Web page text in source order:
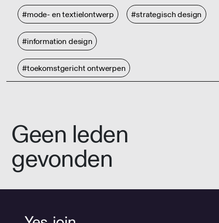
#mode- en textielontwerp #strategisch design
#information design
#toekomstgericht ontwerpen
Geen leden
gevonden